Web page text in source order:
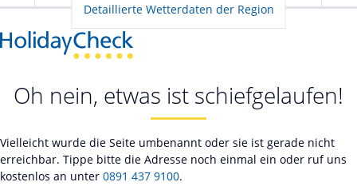
Detaillierte Wetterdaten der Region
Oh nein, etwas ist schiefgelaufen!
Vielleicht wurde die Seite umbenannt oder sie ist gerade nicht
erreichbar. Tippe bitte die Adresse noch einmal ein oder ruf uns
kostenlos an unter 0891 437 9100.